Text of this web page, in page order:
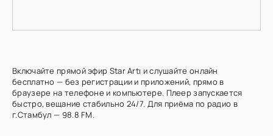
Включайте прямой эфир Star Artı и слушайте онлайн
бесплатно — без регистрации и приложений, прямо в
браузере на телефоне и компьютере. Плеер запускается
быстро, вещание стабильно 24/7. Для приёма по радио в
г.Стамбул — 98.8 FM.